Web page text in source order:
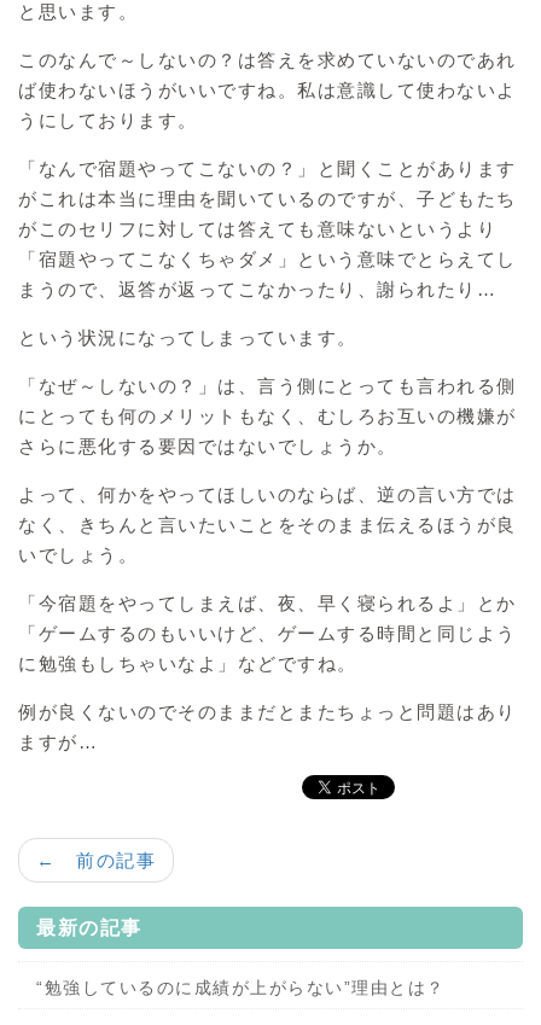
と思います。
このなんで～しないの？は答えを求めていないのであれ
ば使わないほうがいいですね。私は意識して使わないよ
うにしております。
「なんで宿題やってこないの？」と聞くことがあります
がこれは本当に理由を聞いているのですが、子どもたち
がこのセリフに対しては答えても意味ないというより
「宿題やってこなくちゃダメ」という意味でとらえてし
まうので、返答が返ってこなかったり、謝られたり…
という状況になってしまっています。
「なぜ～しないの？」は、言う側にとっても言われる側
にとっても何のメリットもなく、むしろお互いの機嫌が
さらに悪化する要因ではないでしょうか。
よって、何かをやってほしいのならば、逆の言い方では
なく、きちんと言いたいことをそのまま伝えるほうが良
いでしょう。
「今宿題をやってしまえば、夜、早く寝られるよ」とか
「ゲームするのもいいけど、ゲームする時間と同じよう
に勉強もしちゃいなよ」などですね。
例が良くないのでそのままだとまたちょっと問題はあり
ますが…
← 前の記事
最新の記事
“勉強しているのに成績が上がらない”理由とは？